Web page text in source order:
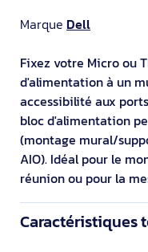
Marque Dell
Fixez votre Micro ou
d'alimentation à un
accessibilité aux
bloc d'alimentation
(montage mural/
AIO). Idéal pour le
réunion ou pour la
Caractéristiques